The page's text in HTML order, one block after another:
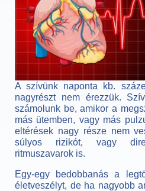
A szívünk naponta kb.
nagyrészt nem érezzük.
számolunk be, amikor a
más ütemben, vagy más
eltérések nagy része nem
súlyos rizikót, vagy
ritmuszavarok is.
Egy-egy bedobbanás a
életveszélyt, de ha nagyobb